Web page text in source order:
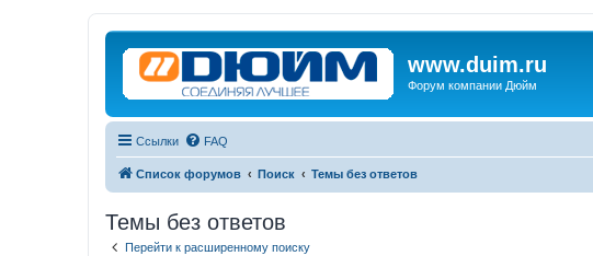
www.duim.ru
Форум компании Дюйм
Ссылки FAQ
Список форумов Поиск Темы без ответов
Темы без ответов
Перейти к расширенному поиску